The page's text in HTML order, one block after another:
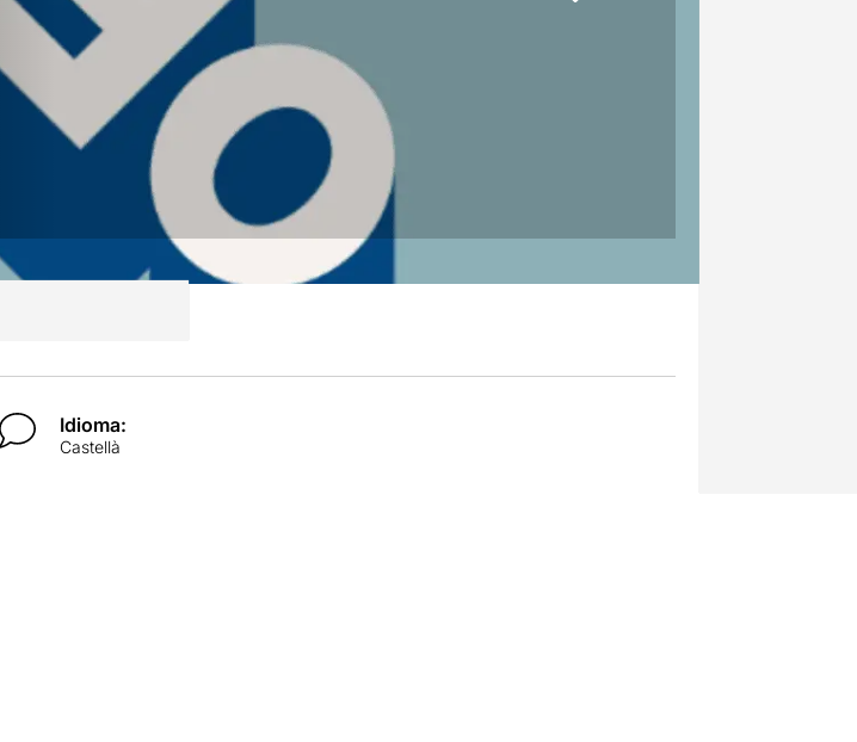
Idioma:
Castellà